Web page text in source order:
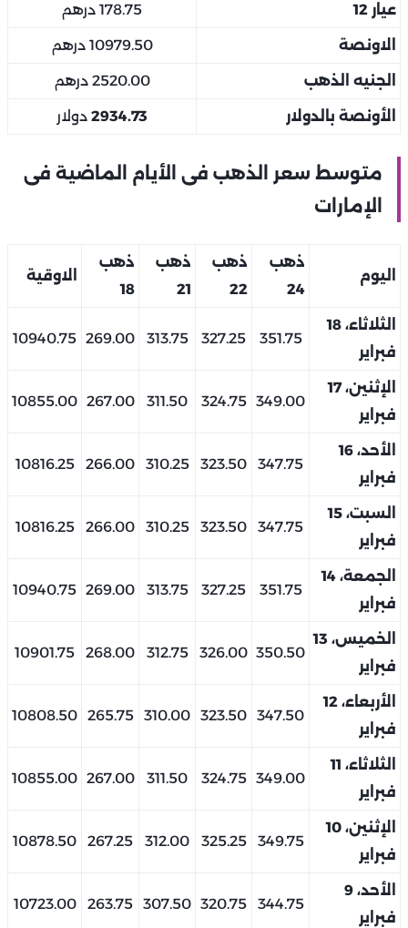
عيار 12 178.75 درهم
الاونصة 10979.50 درهم
الجنيه الذهب 2520.00 درهم
الأونصة بالدولار 2934.73 دولار
متوسط سعر الذهب فى الأيام الماضية فى
الإمارات
اليوم
ذهب
24
ذهب
22
ذهب
21
ذهب
18
الاوقية
الثلاثاء، 18
فبراير
351.75
327.25
313.75
269.00
10940.75
الإثنين، 17
فبراير
349.00
324.75
311.50
267.00
10855.00
الأحد، 16
فبراير
347.75
323.50
310.25
266.00
10816.25
السبت، 15
فبراير
347.75
323.50
310.25
266.00
10816.25
الجمعة، 14
فبراير
351.75
327.25
313.75
269.00
10940.75
الخميس، 13
فبراير
350.50
326.00
312.75
268.00
10901.75
الأربعاء، 12
فبراير
347.50
323.50
310.00
265.75
10808.50
الثلاثاء، 11
فبراير
349.00
324.75
311.50
267.00
10855.00
الإثنين، 10
فبراير
349.75
325.25
312.00
267.25
10878.50
الأحد، 9
فبراير
344.75
320.75
307.50
263.75
10723.00